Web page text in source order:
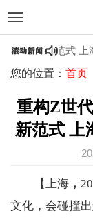
乐新范式 上海
您的位置： 首页
重构Z世
新范式 上
【上海 ，
文化，会碰撞